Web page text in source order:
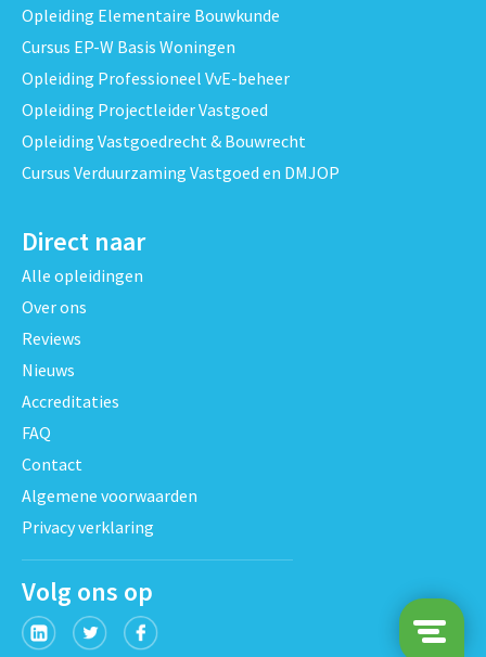
Opleiding Elementaire Bouwkunde
Cursus EP-W Basis Woningen
Opleiding Professioneel VvE-beheer
Opleiding Projectleider Vastgoed
Opleiding Vastgoedrecht & Bouwrecht
Cursus Verduurzaming Vastgoed en DMJOP
Direct naar
Alle opleidingen
Over ons
Reviews
Nieuws
Accreditaties
FAQ
Contact
Algemene voorwaarden
Privacy verklaring
Volg ons op